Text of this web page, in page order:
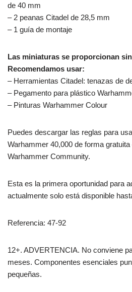
de 40 mm
– 2 peanas Citadel de 28,5 mm
– 1 guía de montaje
Las miniaturas se proporcionan
Recomendamos usar:
– Herramientas Citadel: tenazas de
– Pegamento para plástico
– Pinturas Warhammer Colour
Puedes descargar las reglas para
Warhammer 40,000 de forma
Warhammer Community.
Esta es la primera oportunidad para
actualmente solo está disponible
Referencia: 47-92
12+. ADVERTENCIA. No conviene
meses. Componentes esenciales
pequeñas.